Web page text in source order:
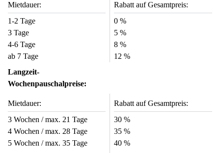
Mietdauer:
Rabatt auf Gesamtpreis:
1-2 Tage
0 %
3 Tage
5 %
4-6 Tage
8 %
ab 7 Tage
12 %
Langzeit-
Wochenpauschalpreise:
Mietdauer:
Rabatt auf Gesamtpreis:
3 Wochen / max. 21 Tage
30 %
4 Wochen / max. 28 Tage
35 %
5 Wochen / max. 35 Tage
40 %